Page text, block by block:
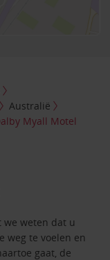
Australië
Myall Motel
weten dat u
weg te voelen en
gaat, de